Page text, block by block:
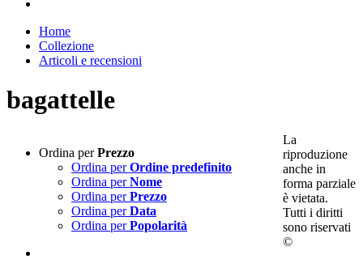
Home
Collezione
Articoli e recensioni
bagattelle
Ordina perPrezzo
Ordina perOrdine predefinito
Ordina perNome
Ordina perPrezzo
Ordina perData
Ordina perPopolarità
La
riproduzione
anche in
forma parziale
è vietata.
Tutti i diritti
sono riservati
©